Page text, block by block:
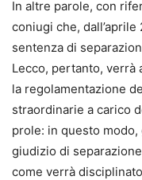
In altre parole, con
coniugi che,
sentenza di
Lecco, pertanto, verrà
la regolamentazione
straordinarie a carico
prole: in questo
giudizio di
come verrà